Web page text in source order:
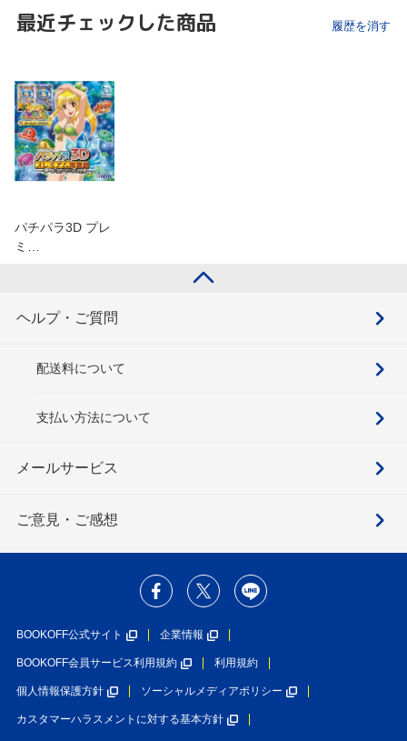
最近チェックした商品 履歴を消す
パチパラ3D プレ
ミ…
ヘルプ・ご質問
配送料について
支払い方法について
メールサービス
ご意見・ご感想
BOOKOFF公式サイト 企業情報
BOOKOFF会員サービス利用規約 利用規約
個人情報保護方針 ソーシャルメディアポリシー
カスタマーハラスメントに対する基本方針